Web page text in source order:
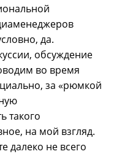
да.
обсуждение
во время
за «рюмкой
такого
на мой взгляд.
далеко не всего